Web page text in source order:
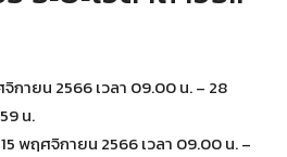
กายน 2566 เวลา 09.00 น. – 28
น.
15 พฤศจิกายน 2566 เวลา 09.00 น. –